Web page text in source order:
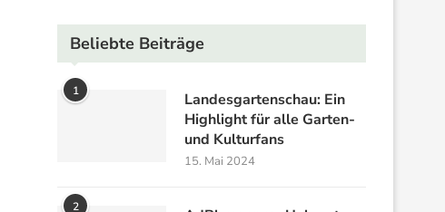
Beliebte Beiträge
1
Landesgartenschau: Ein
Highlight für alle Garten-
und Kulturfans
15. Mai 2024
2